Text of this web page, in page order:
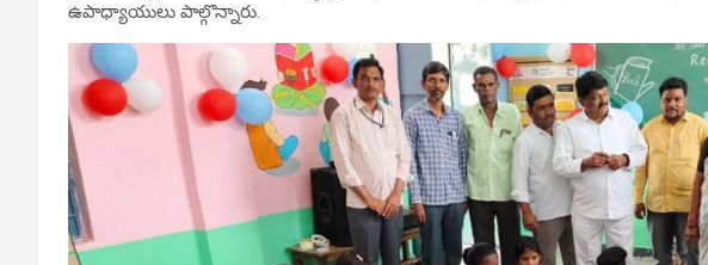
ఉపాధ్యాయులు పాల్గొన్నారు.